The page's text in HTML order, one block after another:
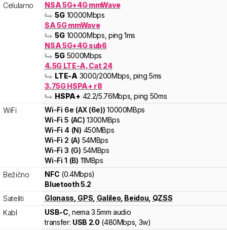
Celularno
NSA 5G+4G mmWave
5G 10000Mbps
SA 5G mmWave
5G 10000Mbps , ping 1ms
NSA 5G+4G sub6
5G 5000Mbps
4.5G LTE-A, Cat 24
LTE-A 3000/200Mbps , ping 5ms
3.75G HSPA+ r8
HSPA+ 42.2/5.76Mbps , ping 50ms
WiFi
Wi-Fi 6e (AX (6e)) 10000MBps
Wi-Fi5 (AC) 1300MBps
Wi-Fi 4 (N) 450MBps
Wi-Fi 2 (A) 54MBps
Wi-Fi3 (G) 54MBps
Wi-Fi1 (B) 11MBps
Bežično
NFC (0.4Mbps)
Bluetooth 5.2
Sateliti
Glonass GPS Galileo Beidou QZSS
Kabl
USB-C , nema 3.5mm audio
transfer: USB 2.0 (480Mbps, 3w)